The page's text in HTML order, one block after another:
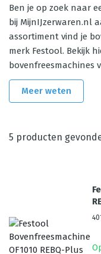
Ben je op zoek naar
bij MijnIJzerwaren.nl
assortiment vind je
merk Festool. Bekijk
bovenfreesmachines
Meer weten
5 producten